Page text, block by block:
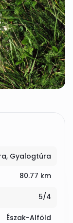
Gyalogtúra
80.77 km
5/4
Észak-Alföld